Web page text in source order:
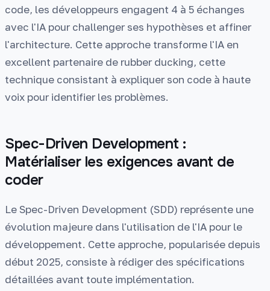
code, les développeurs engagent 4 à 5 échanges
avec l'IA pour challenger ses hypothèses et affiner
l'architecture. Cette approche transforme l'IA en
excellent partenaire de rubber ducking, cette
technique consistant à expliquer son code à haute
voix pour identifier les problèmes.
Spec-Driven Development :
Matérialiser les exigences avant de
coder
Le Spec-Driven Development (SDD) représente une
évolution majeure dans l'utilisation de l'IA pour le
développement. Cette approche, popularisée depuis
début 2025, consiste à rédiger des spécifications
détaillées avant toute implémentation.